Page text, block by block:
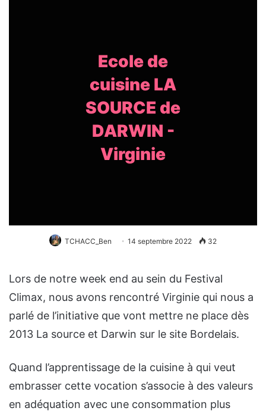
Ecole de
cuisine LA
SOURCE de
DARWIN -
Virginie
TCHACC_Ben 14 septembre 2022 32
Lors de notre week end au sein du Festival
Climax, nous avons rencontré Virginie qui nous a
parlé de l’initiative que vont mettre ne place dès
2013 La source et Darwin sur le site Bordelais.
Quand l’apprentissage de la cuisine à qui veut
embrasser cette vocation s’associe à des valeurs
en adéquation avec une consommation plus